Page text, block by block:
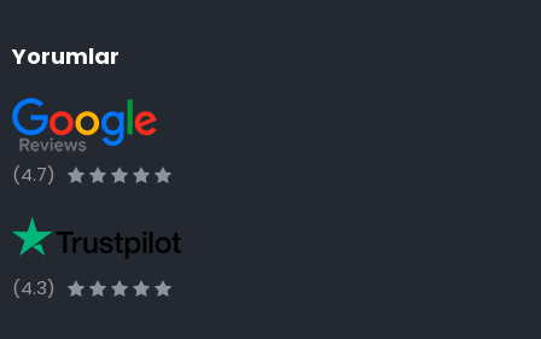
Yorumlar
(4.7)
(4.3)